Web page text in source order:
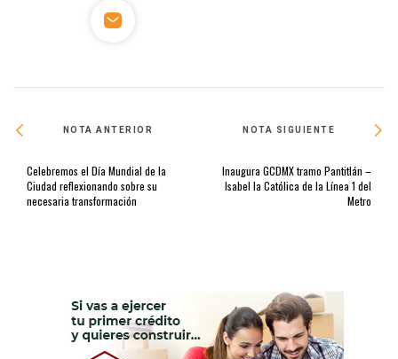
NOTA ANTERIOR
Celebremos el Día Mundial de la
Ciudad reflexionando sobre su
necesaria transformación
NOTA SIGUIENTE
Inaugura GCDMX tramo Pantitlán –
Isabel la Católica de la Línea 1 del
Metro